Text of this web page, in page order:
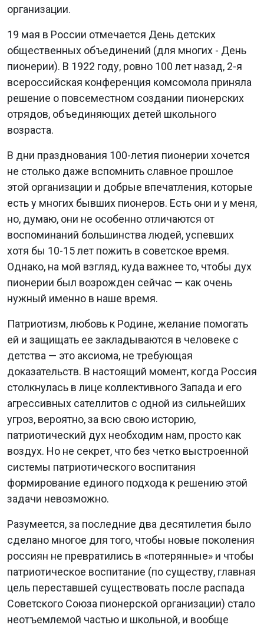
организации.
19 мая в России отмечается День детских
общественных объединений (для многих - День
пионерии). В 1922 году, ровно 100 лет назад, 2-я
всероссийская конференция комсомола приняла
решение о повсеместном создании пионерских
отрядов, объединяющих детей школьного
возраста.
В дни празднования 100-летия пионерии хочется
не столько даже вспомнить славное прошлое
этой организации и добрые впечатления, которые
есть у многих бывших пионеров. Есть они и у меня,
но, думаю, они не особенно отличаются от
воспоминаний большинства людей, успевших
хотя бы 10-15 лет пожить в советское время.
Однако, на мой взгляд, куда важнее то, чтобы дух
пионерии был возрожден сейчас — как очень
нужный именно в наше время.
Патриотизм, любовь к Родине, желание помогать
ей и защищать ее закладываются в человеке с
детства — это аксиома, не требующая
доказательств. В настоящий момент, когда Россия
столкнулась в лице коллективного Запада и его
агрессивных сателлитов с одной из сильнейших
угроз, вероятно, за всю свою историю,
патриотический дух необходим нам, просто как
воздух. Но не секрет, что без четко выстроенной
системы патриотического воспитания
формирование единого подхода к решению этой
задачи невозможно.
Разумеется, за последние два десятилетия было
сделано многое для того, чтобы новые поколения
россиян не превратились в «потерянные» и чтобы
патриотическое воспитание (по существу, главная
цель переставшей существовать после распада
Советского Союза пионерской организации) стало
неотъемлемой частью и школьной, и вообще